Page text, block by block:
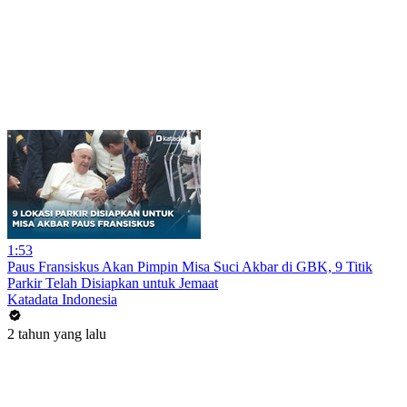
1:53
Paus Fransiskus Akan Pimpin Misa Suci Akbar di GBK, 9 Titik
Parkir Telah Disiapkan untuk Jemaat
Katadata Indonesia
2 tahun yang lalu